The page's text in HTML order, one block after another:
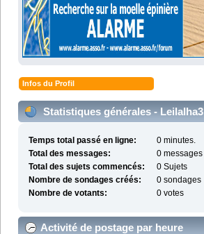
Infos du Profil
Statistiques générales - LeilaIha3
Temps total passé en ligne:
0 minutes.
Total des messages:
0 messages
Total des sujets commencés:
0 Sujets
Nombre de sondages créés:
0 sondages
Nombre de votants:
0 votes
Activité de postage par heure